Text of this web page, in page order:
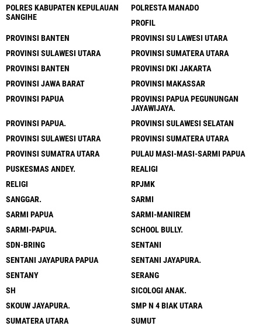
POLRES KABUPATEN KEPULAUAN
SANGIHE
POLRESTA MANADO
PROFIL
PROVINSI BANTEN
PROVINSI SU LAWESI UTARA
PROVINSI SULAWESI UTARA
PROVINSI SUMATERA UTARA
PROVINSI BANTEN
PROVINSI DKI JAKARTA
PROVINSI JAWA BARAT
PROVINSI MAKASSAR
PROVINSI PAPUA
PROVINSI PAPUA PEGUNUNGAN
JAYAWIJAYA.
PROVINSI PAPUA.
PROVINSI SULAWESI SELATAN
PROVINSI SULAWESI UTARA
PROVINSI SUMATERA UTARA
PROVINSI SUMATRA UTARA
PULAU MASI-MASI-SARMI PAPUA
PUSKESMAS ANDEY.
REALIGI
RELIGI
RPJMK
SANGGAR.
SARMI
SARMI PAPUA
SARMI-MANIREM
SARMI-PAPUA.
SCHOOL BULLY.
SDN-BRING
SENTANI
SENTANI JAYAPURA PAPUA
SENTANI JAYAPURA.
SENTANY
SERANG
SH
SICOLOGI ANAK.
SKOUW JAYAPURA.
SMP N 4 BIAK UTARA
SUMATERA UTARA
SUMUT